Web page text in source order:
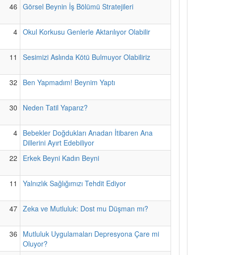
46 Görsel Beynin İş Bölümü Stratejileri
4 Okul Korkusu Genlerle Aktarılıyor Olabilir
11 Sesimizi Aslında Kötü Bulmuyor Olabiliriz
32 Ben Yapmadım! Beynim Yaptı
30 Neden Tatil Yaparız?
4 Bebekler Doğdukları Anadan İtibaren Ana
Dillerini Ayırt Edebiliyor
22 Erkek Beyni Kadın Beyni
11 Yalnızlık Sağlığımızı Tehdit Ediyor
47 Zeka ve Mutluluk: Dost mu Düşman mı?
36
Mutluluk Uygulamaları Depresyona Çare mi
Oluyor?